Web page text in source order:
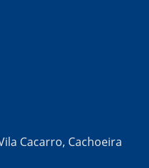
Cacarro, Cachoeira